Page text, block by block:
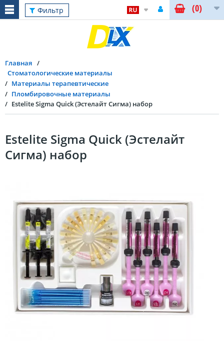
Фильтр (0)
Главная
Стоматологические материалы
Материалы терапевтические
Пломбировочные материалы
Estelite Sigma Quick (Эстелайт Сигма) набор
Estelite Sigma Quick (Эстелайт
Сигма) набор